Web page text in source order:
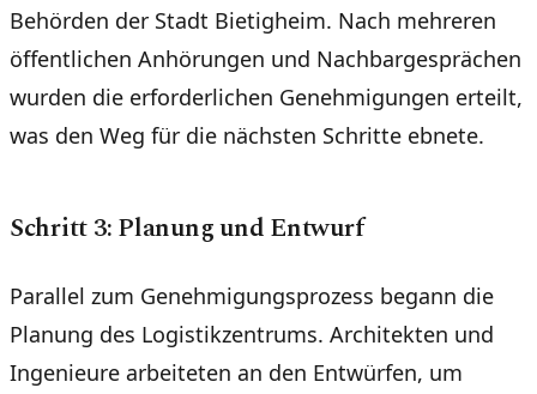
Behörden der Stadt Bietigheim. Nach mehreren
öffentlichen Anhörungen und Nachbargesprächen
wurden die erforderlichen Genehmigungen erteilt,
was den Weg für die nächsten Schritte ebnete.
Schritt 3: Planung und Entwurf
Parallel zum Genehmigungsprozess begann die
Planung des Logistikzentrums. Architekten und
Ingenieure arbeiteten an den Entwürfen, um